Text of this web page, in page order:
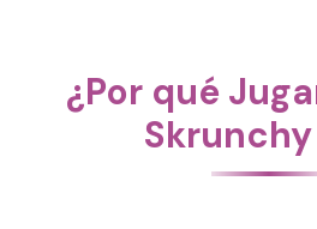
¿Por qué
Skrunchy